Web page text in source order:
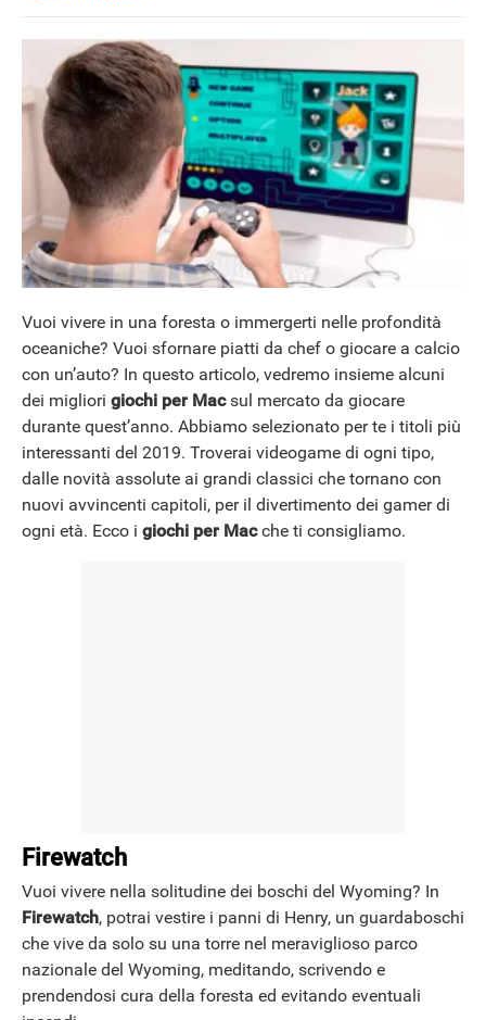
NEWS
tutorial, per un pubblico di principianti e di esperti, di
utenti privati, di PMI e professionisti. Qui trovate i nostri
articoli sul mondo Android e Apple, app e social, audio e
video, smartphone e wearable, domotica e gadget.
Vuoi vivere in una foresta o immergerti nelle profondità
oceaniche? Vuoi sfornare piatti da chef o giocare a calcio
con un’auto? In questo articolo, vedremo insieme alcuni
dei migliori giochi per Macsul mercato da giocare
durante quest’anno. Abbiamo selezionato per te i titoli più
interessanti del 2019. Troverai videogame di ogni tipo,
dalle novità assolute ai grandi classici che tornano con
nuovi avvincenti capitoli, per il divertimento dei gamer di
ogni età. Ecco i giochi per Macche ti consigliamo.
Firewatch
Vuoi vivere nella solitudine dei boschi del Wyoming? In
Firewatch, potrai vestire i panni di Henry, un guardaboschi
che vive da solo su una torre nel meraviglioso parco
nazionale del Wyoming, meditando, scrivendo e
prendendosi cura della foresta ed evitando eventuali